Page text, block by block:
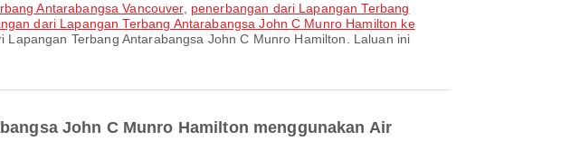
Antarabangsa Vancouver, penerbangan dari Lapangan Terbang
dari Lapangan Terbang Antarabangsa John C Munro Hamilton ke
Terbang Antarabangsa John C Munro Hamilton. Laluan ini
John C Munro Hamilton menggunakan Air